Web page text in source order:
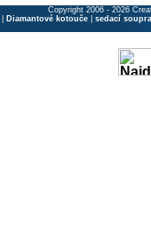
Copyright 2006 - 2026
Diamantové kotouče sedací